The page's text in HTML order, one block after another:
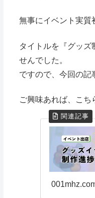
無事にイベント実質
タイトルを『グッ
せんでした。
ですので、今回の記
ご興味あれば、こち